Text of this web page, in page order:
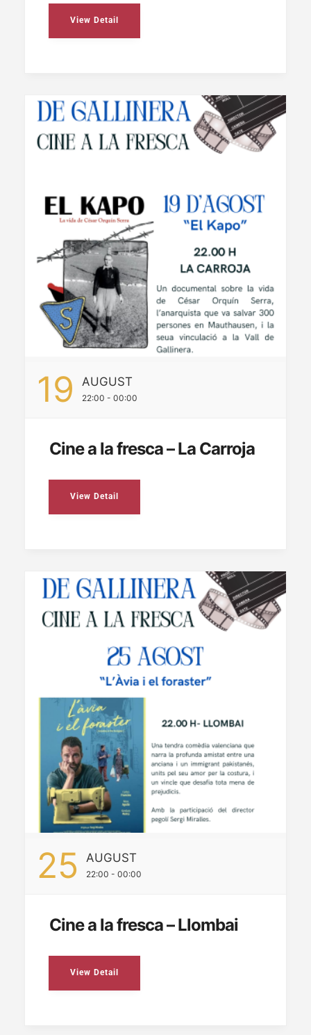
View Detail
19 AUGUST
22:00 - 00:00
Cine a la fresca – La Carroja
View Detail
25 AUGUST
22:00 - 00:00
Cine a la fresca – Llombai
View Detail